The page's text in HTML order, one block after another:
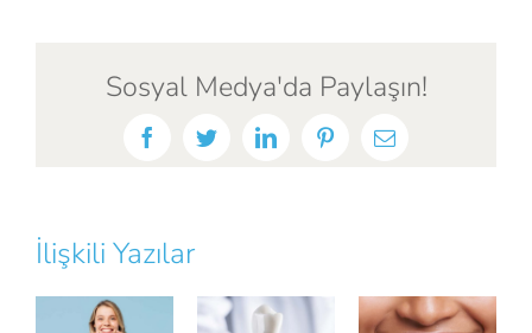
Sosyal Medya'da Paylaşın!
FacebookTwitterLinkedInPinterestE-
İlişkili Yazılar